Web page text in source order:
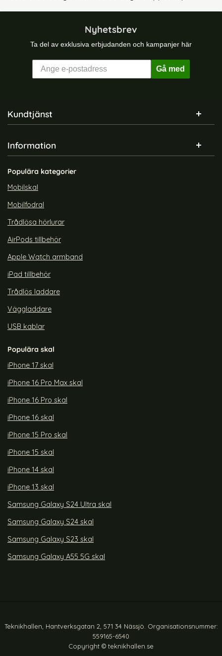
Nyhetsbrev
Ta del av exklusiva erbjudanden och kampanjer här
Gå med
Sidfot Blandad info och länkar
Kundtjänst
Information
Populära kategorier
Mobilskal
Mobilfodral
Trådlösa hörlurar
AirPods tillbehör
Apple Watch armband
iPad tillbehör
Trådlös laddare
Väggladdare
USB kablar
Populära skal
iPhone 17 skal
iPhone 16 Pro Max skal
iPhone 16 Pro skal
iPhone 16 skal
iPhone 15 Pro skal
iPhone 15 skal
iPhone 14 skal
iPhone 13 skal
Samsung Galaxy S24 Ultra skal
Samsung Galaxy S24 skal
Samsung Galaxy S23 skal
Samsung Galaxy A55 5G skal
Teknikhallen, Hantverksgatan 2, 571 34 Nässjö. Organisationsnummer:
559165-6540
Copyright © teknikhallen.se